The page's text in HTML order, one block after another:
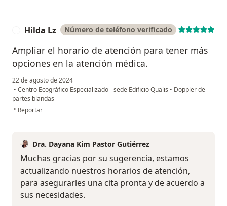
Hilda Lz Número de teléfono verificado
Ampliar el horario de atención para tener más
opciones en la atención médica.
22 de agosto de 2024
• Centro Ecográfico Especializado - sede Edificio Qualis • Doppler de
partes blandas
• en opinión del usuario Hilda Lz
Reportar
Dra. Dayana Kim Pastor Gutiérrez
Muchas gracias por su sugerencia, estamos
actualizando nuestros horarios de atención,
para asegurarles una cita pronta y de acuerdo a
sus necesidades.